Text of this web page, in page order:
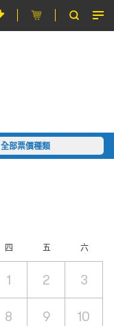
全部票價種類
四 五 六
1 2 3
8 9 10